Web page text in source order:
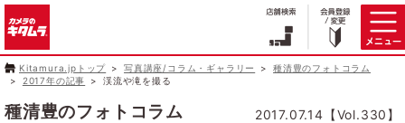
Kitamura.jpトップ 写真講座/コラム・ギャラリー
種清豊のフォトコラム
2017年の記事
渓流や滝を撮る
種清豊のフォトコラム 2017.07.14【Vol.330】